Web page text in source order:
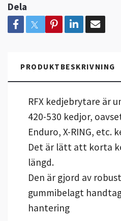
Dela
PRODUKTBESKRIVNING
RFX kedjebrytare är
420-530 kedjor,
Enduro, X-RING, etc.
Det är lätt att korta
längd.
Den är gjord av
gummibelagt
hantering